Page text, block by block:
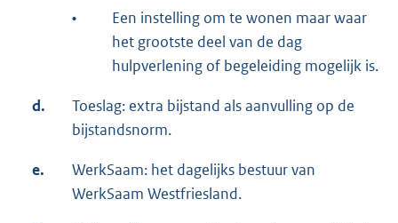
•
Een instelling om te wonen maar waar
het grootste deel van de dag
hulpverlening of begeleiding mogelijk is.
d.
Toeslag: extra bijstand als aanvulling op de
bijstandsnorm.
e.
WerkSaam: het dagelijks bestuur van
WerkSaam Westfriesland.